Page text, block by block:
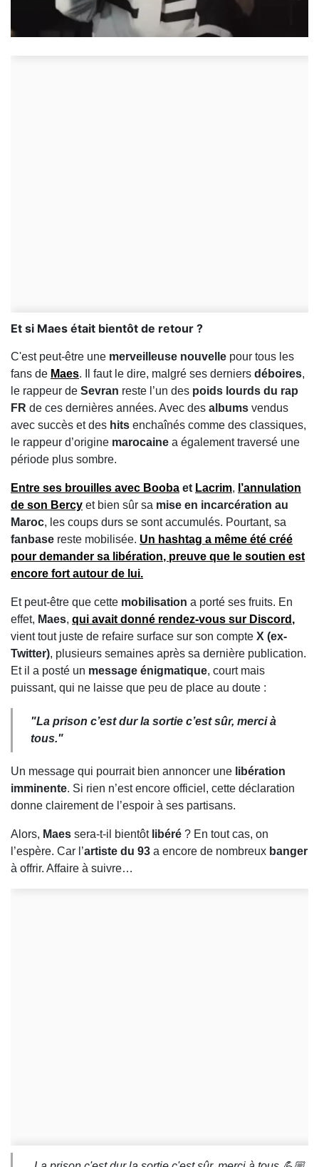
Et si Maes était bientôt de retour ?
C'est peut-être une merveilleuse nouvelle pour tous les
fans de Maes. Il faut le dire, malgré ses derniers déboires,
le rappeur de Sevran reste l’un des poids lourds du rap
FR de ces dernières années. Avec des albums vendus
avec succès et des hits enchaînés comme des classiques,
le rappeur d’origine marocaine a également traversé une
période plus sombre.
Entre ses brouilles avec Booba et Lacrim, l’annulation
de son Bercy et bien sûr sa mise en incarcération au
Maroc, les coups durs se sont accumulés. Pourtant, sa
fanbase reste mobilisée. Un hashtag a même été créé
pour demander sa libération, preuve que le soutien est
encore fort autour de lui.
Et peut-être que cette mobilisation a porté ses fruits. En
effet, Maes, qui avait donné rendez-vous sur Discord ,
vient tout juste de refaire surface sur son compte X (ex-
Twitter), plusieurs semaines après sa dernière publication.
Et il a posté un message énigmatique, court mais
puissant, qui ne laisse que peu de place au doute :
"La prison c’est dur la sortie c’est sûr, merci à
tous."
Un message qui pourrait bien annoncer une libération
imminente. Si rien n’est encore officiel, cette déclaration
donne clairement de l’espoir à ses partisans.
Alors, Maes sera-t-il bientôt libéré ? En tout cas, on
l’espère. Car l’artiste du 93 a encore de nombreux banger
à offrir. Affaire à suivre…